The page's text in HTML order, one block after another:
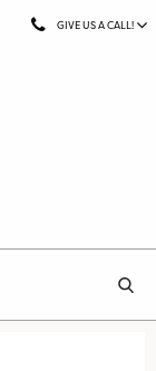
GIVE US A CALL!